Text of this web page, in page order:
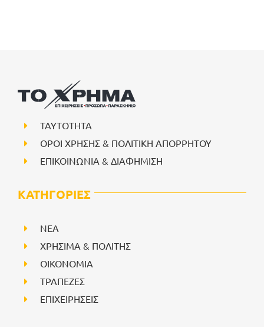
ΤΑΥΤΟΤΗΤΑ
ΟΡΟΙ ΧΡΗΣΗΣ & ΠΟΛΙΤΙΚΗ ΑΠΟΡΡΗΤΟΥ
ΕΠΙΚΟΙΝΩΝΙΑ & ΔΙΑΦΗΜΙΣΗ
ΚΑΤΗΓΟΡΙΕΣ
NEA
ΧΡΗΣΙΜΑ & ΠΟΛΙΤΗΣ
ΟΙΚΟΝΟΜΙΑ
ΤΡΑΠΕΖΕΣ
ΕΠΙΧΕΙΡΗΣΕΙΣ